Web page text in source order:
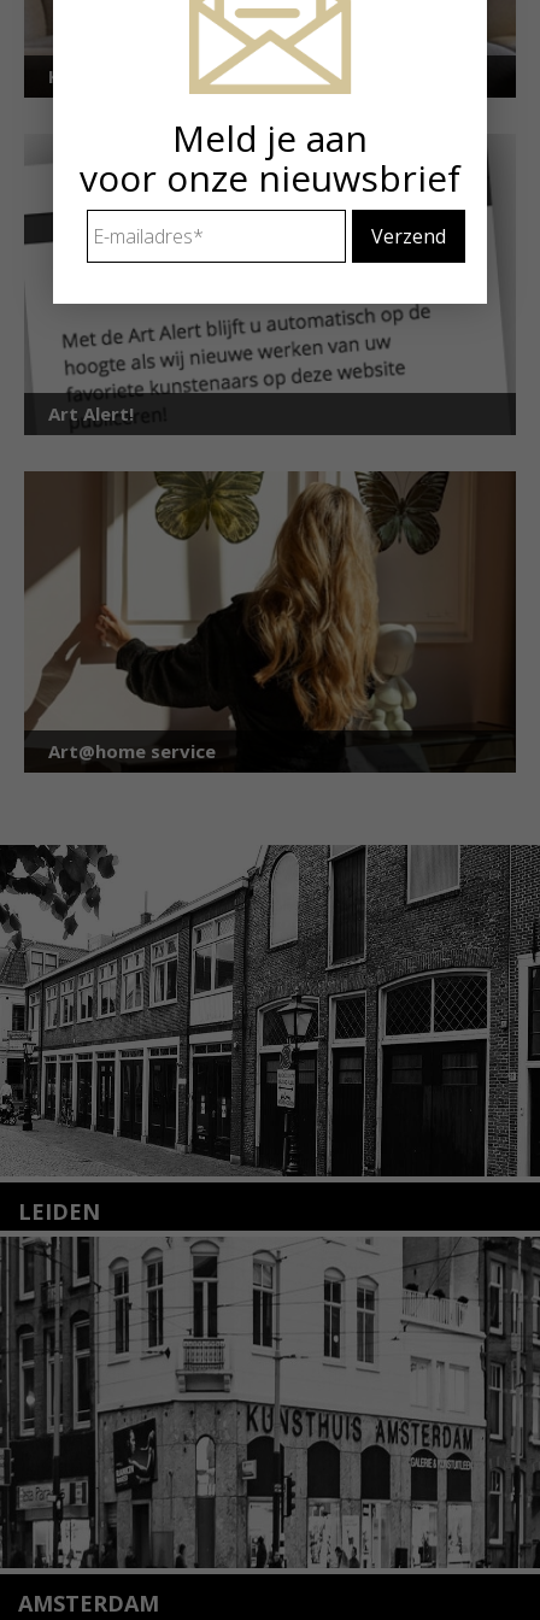
Kunstuitleen voor particulieren
Art Alert!
Art@home service
LEIDEN
Nieuwstraat 35
2312 KA Leiden
+31(0)71 – 52 84 480
info@kunsthuisleiden.nl
Lees meer
AMSTERDAM
Meld je aan
voor onze nieuwsbrief
mailadres *